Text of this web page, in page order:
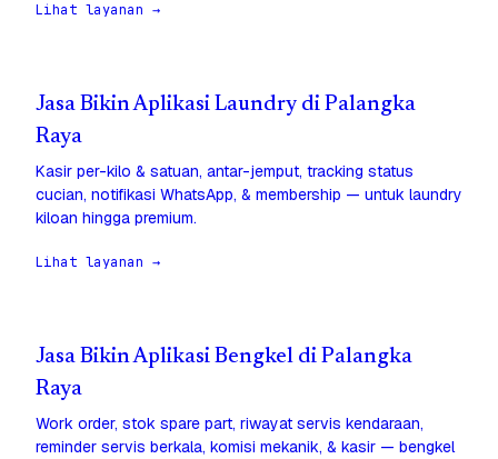
Lihat layanan →
Jasa Bikin Aplikasi Laundry di Palangka
Raya
Kasir per-kilo & satuan, antar-jemput, tracking status
cucian, notifikasi WhatsApp, & membership — untuk laundry
kiloan hingga premium.
Lihat layanan →
Jasa Bikin Aplikasi Bengkel di Palangka
Raya
Work order, stok spare part, riwayat servis kendaraan,
reminder servis berkala, komisi mekanik, & kasir — bengkel